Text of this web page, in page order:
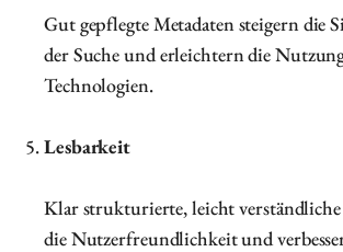
Gut gepflegte Metadaten steigern die
der Suche und erleichtern die
Technologien.
Lesbarkeit
Klar strukturierte, leicht
die Nutzerfreundlichkeit und